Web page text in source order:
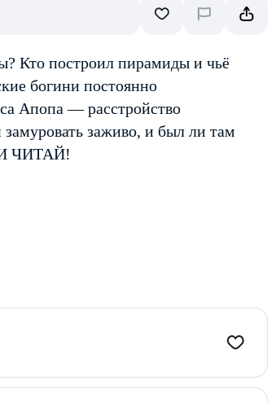
Кто построил пирамиды и чьё
богини постоянно
Апопа — расстройство
заживо, и был ли там
ЧИТАЙ!